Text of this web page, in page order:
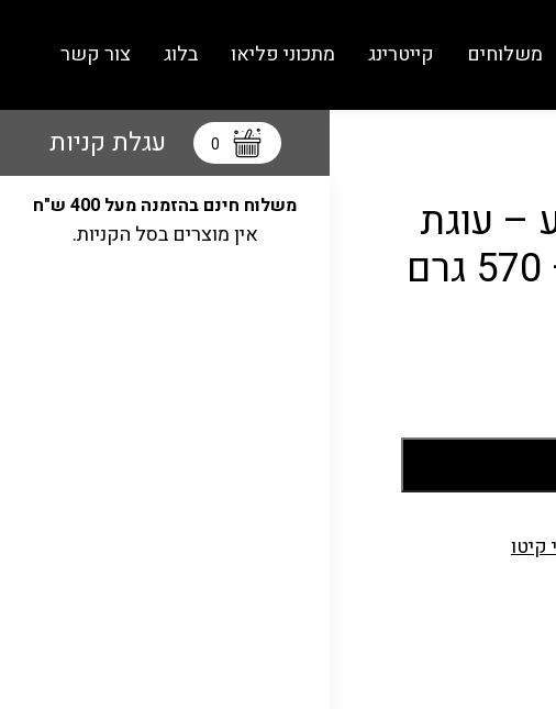
משלוחים קייטרינג מתכוני פליאו בלוג צור קשר
– עוגת
קיטו
0 עגלת קניות
משלוח חינם בהזמנה מעל 400 ש"ח
אין מוצרים בסל הקניות.